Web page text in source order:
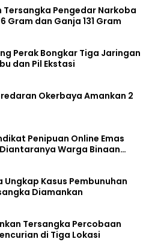
Tersangka Pengedar Narkoba
Gram dan Ganja 131 Gram
Perak Bongkar Tiga Jaringan
dan Pil Ekstasi
Okerbaya Amankan 2
Penipuan Online Emas
Warga Binaan
Kasus Pembunuhan
Diamankan
Tersangka Percobaan
di Tiga Lokasi